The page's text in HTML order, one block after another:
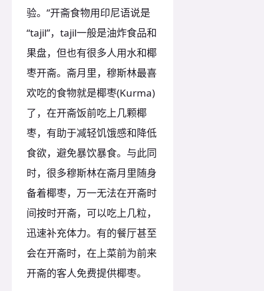
验。”开斋食物用印尼语说是
“tajil”，tajil一般是油炸食品和
果盘，但也有很多人用水和椰
枣开斋。斋月里，穆斯林最喜
欢吃的食物就是椰枣(Kurma)
了，在开斋饭前吃上几颗椰
枣，有助于减轻饥饿感和降低
食欲，避免暴饮暴食。与此同
时，很多穆斯林在斋月里随身
备着椰枣，万一无法在开斋时
间按时开斋，可以吃上几粒，
迅速补充体力。有的餐厅甚至
会在开斋时，在上菜前为前来
开斋的客人免费提供椰枣。